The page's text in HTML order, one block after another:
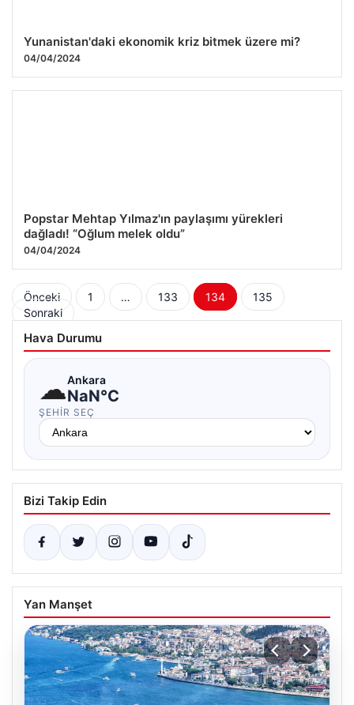
Yunanistan'daki ekonomik kriz bitmek üzere mi?
04/04/2024
Popstar Mehtap Yılmaz'ın paylaşımı yürekleri
dağladı! “Oğlum melek oldu”
04/04/2024
Yazı
sayfalaması
Önceki 1 … 133 134
135
Sonraki
Hava Durumu
☁Ankara
NaN°C
ŞEHIR SEÇ
Bizi Takip Edin
Yan Manşet